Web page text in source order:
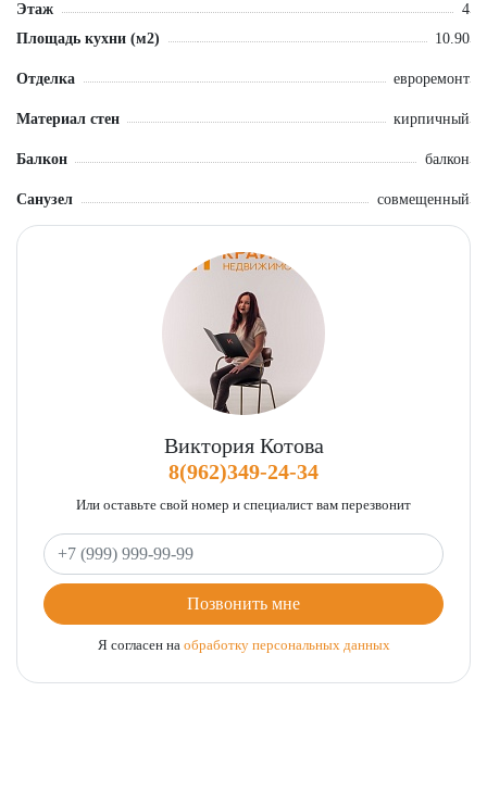
рабочего дня — эта квартира создана именно для вашего ритма
жизни. Звоните и пишите в любое время!
Этаж
4
Площадь кухни (м2)
10.90
Отделка евроремонт
Материал стен кирпичный
Балкон балкон
Санузел совмещенный
Виктория Котова
8(962)349-24-34
Или оставьте свой номер и специалист вам перезвонит
Позвонить мне
Я согласен на обработку персональных данных